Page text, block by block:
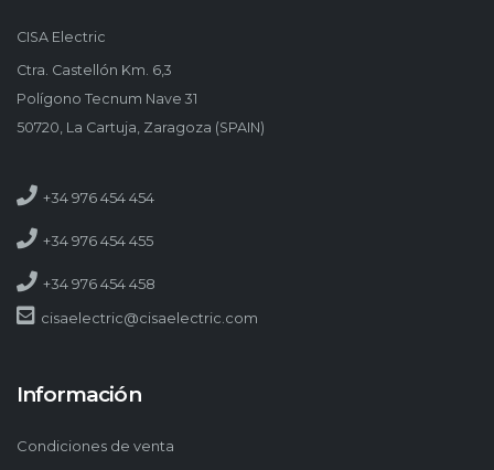
CISA Electric
Ctra. Castellón Km. 6,3
Polígono Tecnum Nave 31
50720, La Cartuja, Zaragoza (SPAIN)
+34 976 454 454
+34 976 454 455
+34 976 454 458
cisaelectric@cisaelectric.com
Información
Condiciones de venta